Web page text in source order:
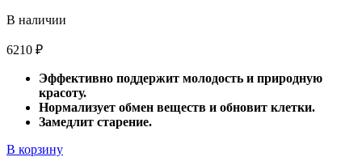
В наличии
6210 ₽
Эффективно поддержит молодость и природную
красоту.
Нормализует обмен веществ и обновит клетки.
Замедлит старение.
В корзину